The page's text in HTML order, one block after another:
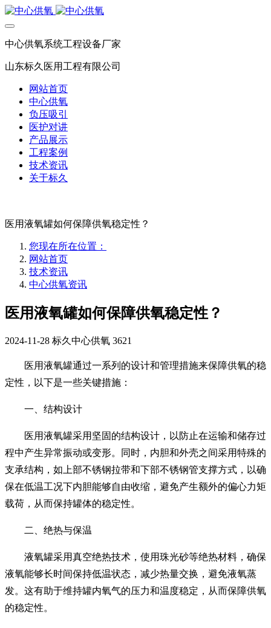
中心供氧系统工程设备厂家
山东标久医用工程有限公司
网站首页
中心供氧
负压吸引
医护对讲
产品展示
工程案例
技术资讯
关于标久
医用液氧罐如何保障供氧稳定性？
您现在所在位置：
网站首页
技术资讯
中心供氧资讯
医用液氧罐如何保障供氧稳定性？
2024-11-28 标久中心供氧 3621
医用液氧罐通过一系列的设计和管理措施来保障供氧的稳
定性，以下是一些关键措施：
一、结构设计
医用液氧罐采用坚固的结构设计，以防止在运输和储存过
程中产生异常振动或变形。同时，内胆和外壳之间采用特殊的
支承结构，如上部不锈钢拉带和下部不锈钢管支撑方式，以确
保在低温工况下内胆能够自由收缩，避免产生额外的偏心力矩
载荷，从而保持罐体的稳定性。
二、绝热与保温
液氧罐采用真空绝热技术，使用珠光砂等绝热材料，确保
液氧能够长时间保持低温状态，减少热量交换，避免液氧蒸
发。这有助于维持罐内氧气的压力和温度稳定，从而保障供氧
的稳定性。